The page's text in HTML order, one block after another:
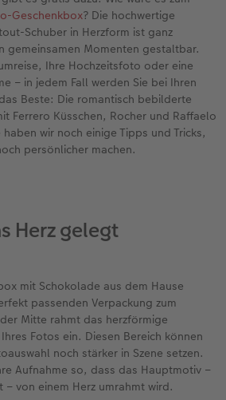
Schuber
für Anfänger
Schritte
erstellen
Print
zur Wandgestaltung
myPhotos
Poster
myPhotos
digitalisieren
mit Rahmen
mit Text
mit Design
Sofortfotos
Minis
Becher
& Büro
Geschenkgutschein
Anlässe
myPhotos
Fineline
& schnell gestaltet
myPhotos
Schritte
Ideen mit Sofortfotos
für Anfänger
Magazin
Funktionen
Schritte
Geschenkbox? Die hochwertige
Schuber in Herzform ist ganz
gemeinsamen Momenten gestaltbar.
Ihre Hochzeitsfoto oder eine
– in jedem Fall werden Sie bei Ihren
Beste: Die romantisch bebilderte
Ferrero Küsschen, Rocher und Raffaelo
wir noch einige Tipps und Tricks,
persönlicher machen.
Herz gelegt
mit Schokolade aus dem Hause
passenden Verpackung zum
Mitte rahmt das herzförmige
Fotos ein. Diesen Bereich können
noch stärker in Szene setzen.
Aufnahme so, dass das Hauptmotiv –
– von einem Herz umrahmt wird.